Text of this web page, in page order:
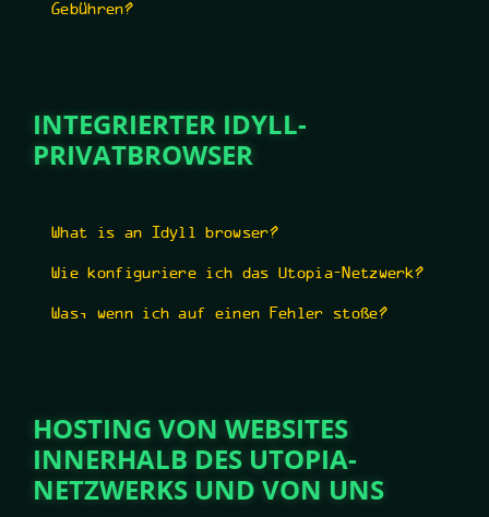
Gebühren?
INTEGRIERTER IDYLL-
PRIVATBROWSER
What is an Idyll browser?
Wie konfiguriere ich das Utopia-Netzwerk?
Was, wenn ich auf einen Fehler stoße?
HOSTING VON WEBSITES
INNERHALB DES UTOPIA-
NETZWERKS UND VON UNS